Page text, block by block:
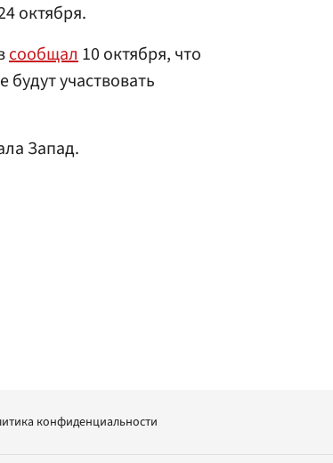
октября.
сообщал10 октября, что
участвовать
Запад.
конфиденциальности